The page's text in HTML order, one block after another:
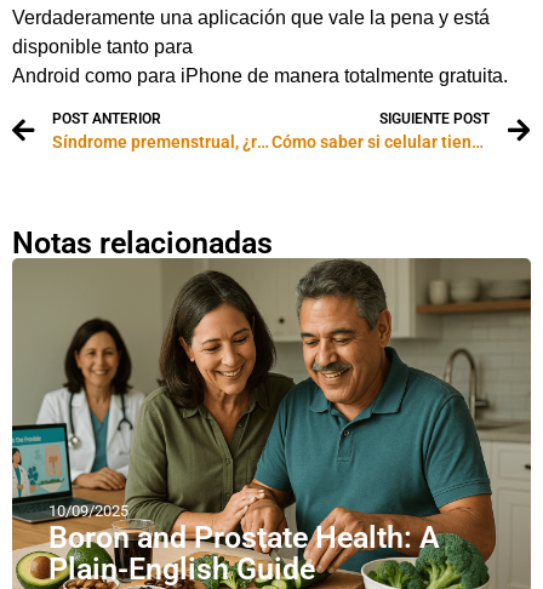
Verdaderamente una aplicación que vale la pena y está
disponible tanto para
Android como para iPhone de manera totalmente gratuita.
POST ANTERIOR
Síndrome premenstrual, ¿realidad o mito?
SIGUIENTE POST
Cómo saber si celular tiene virus
Notas relacionadas
10/09/2025
Boron and Prostate Health: A
Plain-English Guide